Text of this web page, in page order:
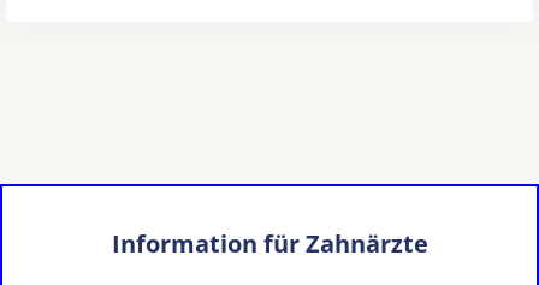
Information für Zahnärzte